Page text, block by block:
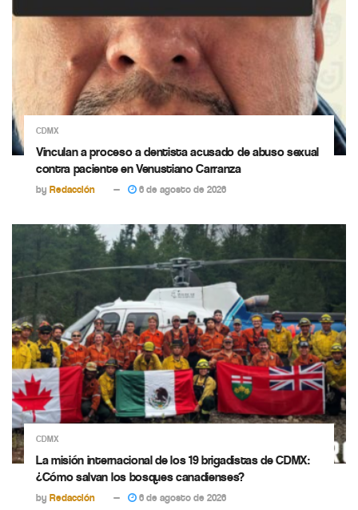
CDMX
Vinculan a proceso a dentista acusado de abuso sexual
contra paciente en Venustiano Carranza
by Redacción 6 de agosto de 2026
CDMX
La misión internacional de los 19 brigadistas de CDMX:
¿Cómo salvan los bosques canadienses?
by Redacción 6 de agosto de 2026